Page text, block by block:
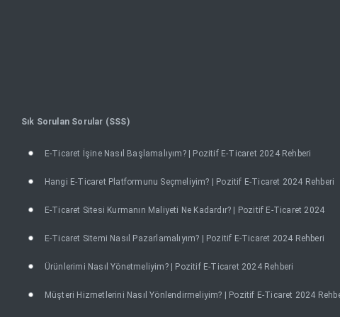
Sık Sorulan Sorular (SSS)
E-Ticaret İşine Nasıl Başlamalıyım? | Pozitif E-Ticaret 2024 Rehberi
Hangi E-Ticaret Platformunu Seçmeliyim? | Pozitif E-Ticaret 2024 Rehberi
E-Ticaret Sitesi Kurmanın Maliyeti Ne Kadardır? | Pozitif E-Ticaret 2024
E-Ticaret Sitemi Nasıl Pazarlamalıyım? | Pozitif E-Ticaret 2024 Rehberi
Ürünlerimi Nasıl Yönetmeliyim? | Pozitif E-Ticaret 2024 Rehberi
Müşteri Hizmetlerini Nasıl Yönlendirmeliyim? | Pozitif E-Ticaret 2024